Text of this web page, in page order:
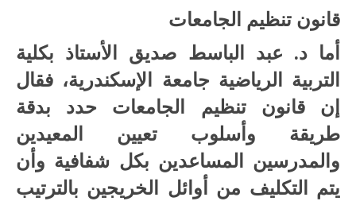
قانون تنظيم الجامعات
أما د. عبد الباسط صديق الأستاذ بكلية
التربية الرياضية جامعة الإسكندرية، فقال
إن قانون تنظيم الجامعات حدد بدقة
طريقة وأسلوب تعيين المعيدين
والمدرسين المساعدين بكل شفافية وأن
يتم التكليف من أوائل الخريجين بالترتيب